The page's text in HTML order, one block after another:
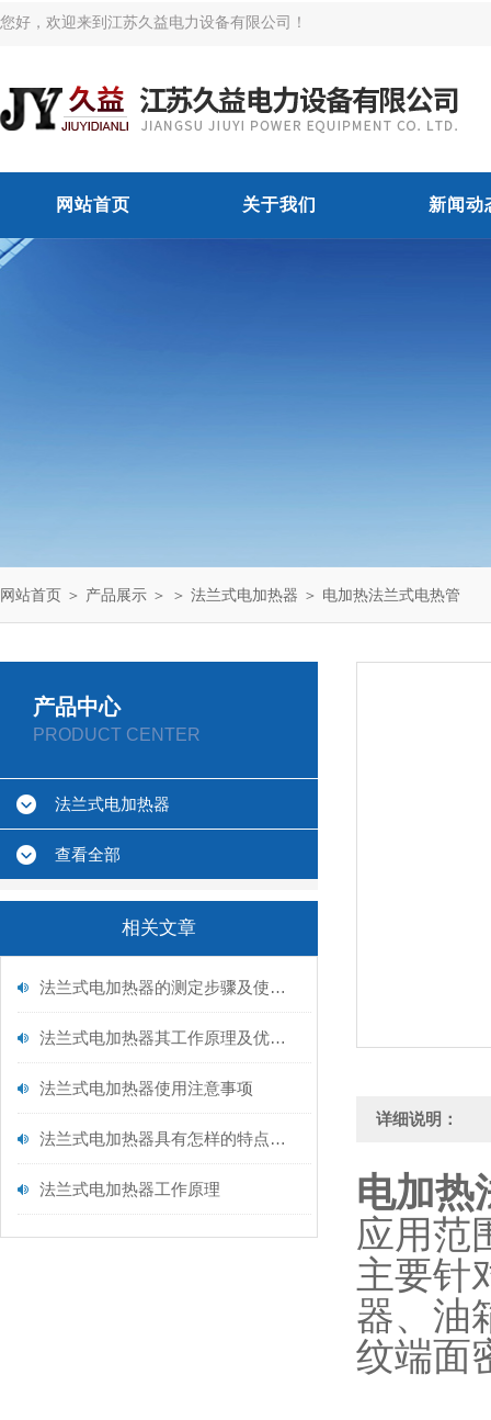
您好，欢迎来到江苏久益电力设备有限公司！
网站首页 关于我们 新闻动
网站首页 ＞ 产品展示 ＞ ＞ 法兰式电加热器 ＞ 电加热法兰式电热管
产品中心
PRODUCT CENTER
法兰式电加热器
查看全部
相关文章
法兰式电加热器的测定步骤及使用注意事项如下
法兰式电加热器其工作原理及优点分别如下
法兰式电加热器使用注意事项
法兰式电加热器具有怎样的特点呢？
法兰式电加热器工作原理
详细说明：
电加热
应用范
主要针
器、油
纹端面